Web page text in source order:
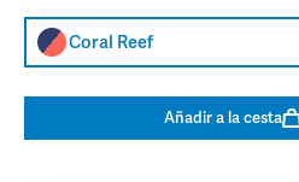
Coral Reef
Añadir a la cesta